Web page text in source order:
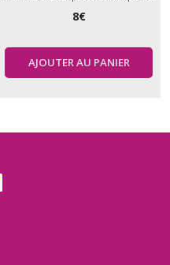
8€
AJOUTER AU PANIER